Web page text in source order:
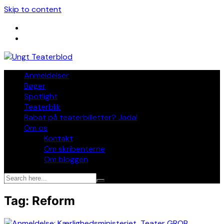
Skip to content
Anmeldelser
Bøger
Spotlight
Teaterblik
Rabat på teaterbilletter? Jada!
Om os
Kontakt
Om skribenterne
Om bloggen
Tag: Reform